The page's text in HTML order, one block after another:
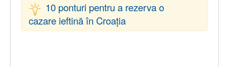
10 ponturi pentru a rezerva o
cazare ieftină în Croația